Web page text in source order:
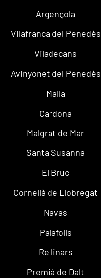
Argençola
Vilafranca del Penedès
Viladecans
Avinyonet del Penedès
Malla
Cardona
Malgrat de Mar
Santa Susanna
El Bruc
Cornellà de Llobregat
Navas
Palafolls
Rellinars
Premià de Dalt